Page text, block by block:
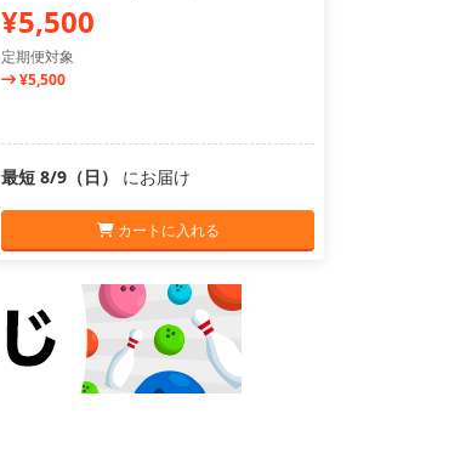
¥5,500
定期便対象
¥5,500
最短 8/9（日） にお届け
カートに入れる